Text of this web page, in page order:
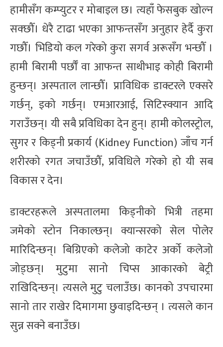
हामीसँग कम्प्युटर र मोबाइल छ। त्यहाँ फेसबुक खोल्न
सक्छौँ। धेरै टाढा भएका आफन्तसँग अनुहार हेर्दै कुरा
गछौँ। भिडियो कल गरेको कुरा सगर्व अरूसँग भन्छौँ ।
हामी बिरामी पर्छौँ वा आफन्त साथीभाइ कोही बिरामी
हुन्छन्। अस्पताल लान्छौँ। प्राविधिक डाक्टरले एक्सरे
गर्छन्, इको गर्छन्। एमआरआई, सिटिस्क्यान आदि
गराउँछन्। यी सबै प्रविधिका देन हुन्। हामी कोलस्ट्रोल,
सुगर र किड्नी प्रकार्य (Kidney Function) जाँच गर्न
शरीरको रगत जचाउँछौँ, प्रविधिले गरेको हो यी सब
विकास र देन।
डाक्टरहरूले अस्पतालमा किड्नीको भित्री तहमा
जमेको स्टोन निकाल्छन्। क्यान्सरको सेल पोलेर
मारिदिन्छन्। बिग्रिएको कलेजो काटेर अर्को कलेजो
जोड्छन्। मुटुमा सानो चिप्स आकारको बेट्री
राखिदिन्छन्। त्यसले मुटु चलाउँछ। कानको उपचारमा
सानो तार राखेर दिमागमा छुवाइदिन्छन् । त्यसले कान
सुन्न सक्ने बनाउँछ।